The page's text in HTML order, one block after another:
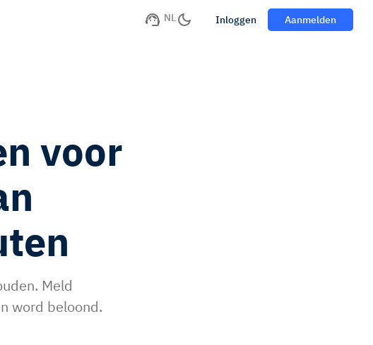
NL Inloggen Aanmelden
voor
Meld
word beloond.